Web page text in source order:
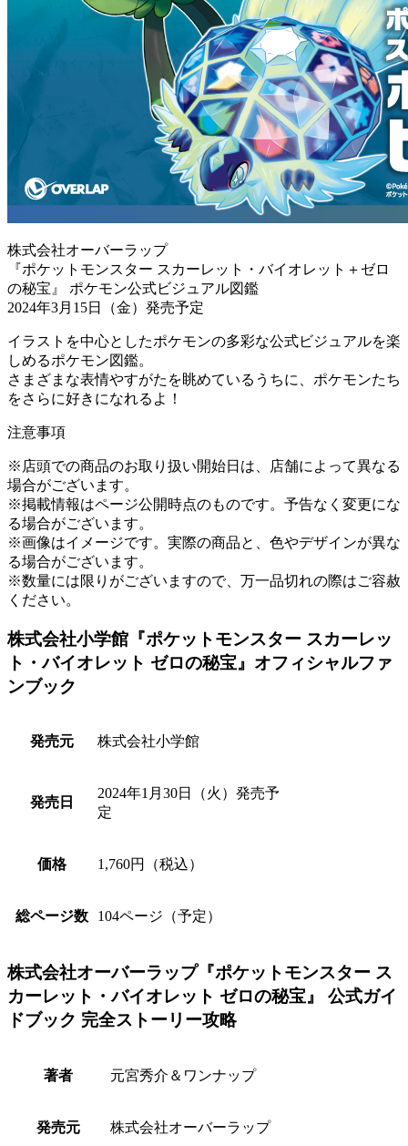
株式会社オーバーラップ
『ポケットモンスター スカーレット・バイオレット＋ゼロ
の秘宝』 ポケモン公式ビジュアル図鑑
2024年3月15日（金）発売予定
イラストを中心としたポケモンの多彩な公式ビジュアルを楽
しめるポケモン図鑑。
さまざまな表情やすがたを眺めているうちに、ポケモンたち
をさらに好きになれるよ！
注意事項
※店頭での商品のお取り扱い開始日は、店舗によって異なる
場合がございます。
※掲載情報はページ公開時点のものです。予告なく変更にな
る場合がございます。
※画像はイメージです。実際の商品と、色やデザインが異な
る場合がございます。
※数量には限りがございますので、万一品切れの際はご容赦
ください。
株式会社小学館『ポケットモンスター スカーレッ
ト・バイオレット ゼロの秘宝』オフィシャルファ
ンブック
発売元 株式会社小学館
発売日
2024年1月30日（火）発売予
定
価格 1,760円（税込）
総ページ数 104ページ（予定）
株式会社オーバーラップ『ポケットモンスター ス
カーレット・バイオレット ゼロの秘宝』 公式ガイ
ドブック 完全ストーリー攻略
著者 元宮秀介＆ワンナップ
発売元 株式会社オーバーラップ